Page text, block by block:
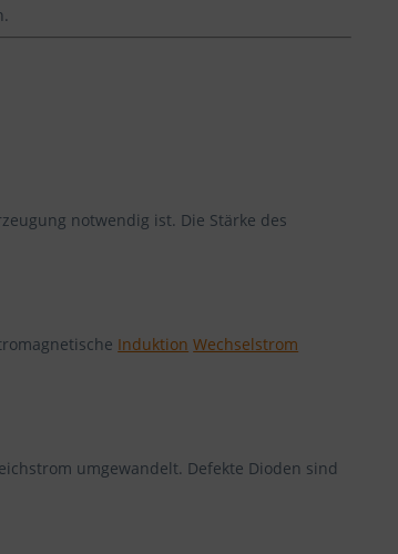
notwendig ist. Die Stärke des
Induktion Wechselstrom
umgewandelt. Defekte Dioden sind